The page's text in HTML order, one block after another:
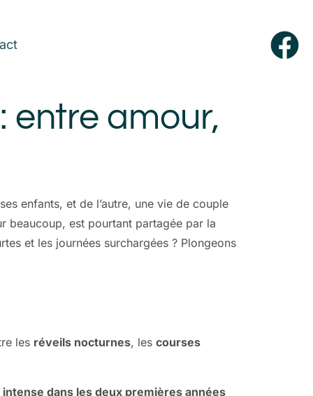
entre amour,
enfants, et de l’autre, une vie de couple
beaucoup, est pourtant partagée par la
et les journées surchargées ? Plongeons
les réveils nocturnes, les courses
dans les deux premières années